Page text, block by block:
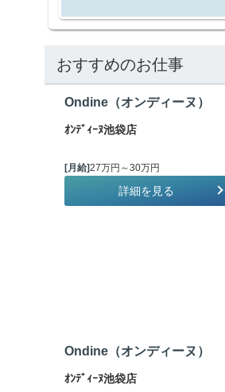
おすすめのお仕事
Ondine（オンディーヌ）
ｵﾝﾃﾞｨｰﾇ池袋店
[月給]27万円～30万円
詳細を見る
Ondine（オンディーヌ）
ｵﾝﾃﾞｨｰﾇ池袋店